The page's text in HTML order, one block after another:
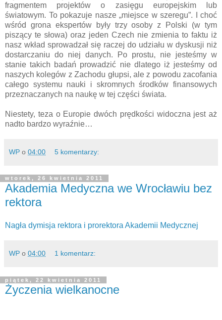
fragmentem projektów o zasięgu europejskim lub
światowym. To pokazuje nasze „miejsce w szeregu”. I choć
wśród grona ekspertów były trzy osoby z Polski (w tym
piszący te słowa) oraz jeden Czech nie zmienia to faktu iż
nasz wkład sprowadzał się raczej do udziału w dyskusji niż
dostarczaniu do niej danych. Po prostu, nie jesteśmy w
stanie takich badań prowadzić nie dlatego iż jesteśmy od
naszych kolegów z Zachodu głupsi, ale z powodu zacofania
całego systemu nauki i skromnych środków finansowych
przeznaczanych na naukę w tej części świata.
Niestety, teza o Europie dwóch prędkości widoczna jest aż
nadto bardzo wyraźnie…
WP o 04:00 5 komentarzy:
wtorek, 26 kwietnia 2011
Akademia Medyczna we Wrocławiu bez
rektora
Nagła dymisja rektora i prorektora Akademii Medycznej
WP o 04:00 1 komentarz:
piątek, 22 kwietnia 2011
Życzenia wielkanocne